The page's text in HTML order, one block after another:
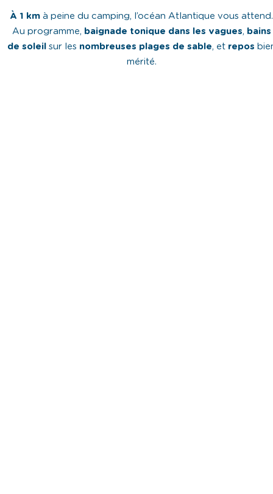
À 1 km à peine du camping, l’océan Atlantique vous attend.
Au programme, baignade tonique dans les vagues, bains
de soleil sur les nombreuses plages de sable, et repos
mérité.